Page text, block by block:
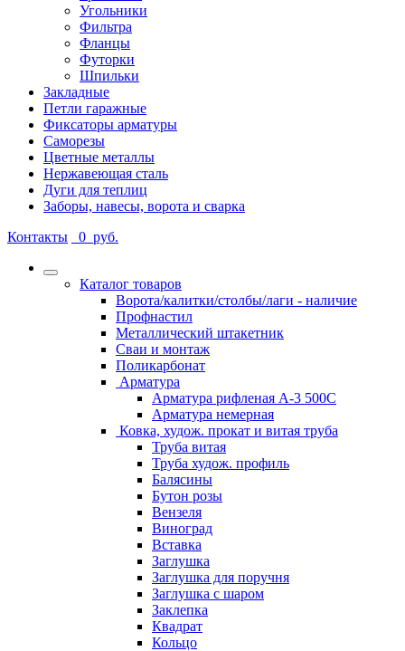
Угольники
Фильтра
Фланцы
Футорки
Шпильки
Закладные
Петли гаражные
Фиксаторы арматуры
Саморезы
Цветные металлы
Нержавеющая сталь
Дуги для теплиц
Заборы, навесы, ворота и сварка
Контакты
0 руб.
Каталог товаров
Ворота/калитки/столбы/лаги - наличие
Профнастил
Металлический штакетник
Сваи и монтаж
Поликарбонат
Арматура
Арматура рифленая А-3 500С
Арматура немерная
Ковка, худож. прокат и витая труба
Труба витая
Труба худож. профиль
Балясины
Бутон розы
Вензеля
Виноград
Вставка
Заглушка
Заглушка для поручня
Заглушка с шаром
Заклепка
Квадрат
Кольцо